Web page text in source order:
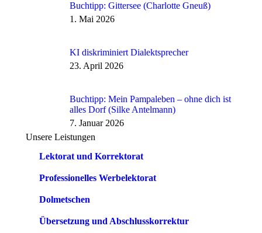
Buchtipp: Gittersee (Charlotte Gneuß)
1. Mai 2026
KI diskriminiert Dialektsprecher
23. April 2026
Buchtipp: Mein Pampaleben – ohne dich ist
alles Dorf (Silke Antelmann)
7. Januar 2026
Unsere Leistungen
Lektorat und Korrektorat
Professionelles Werbelektorat
Dolmetschen
Übersetzung und Abschlusskorrektur